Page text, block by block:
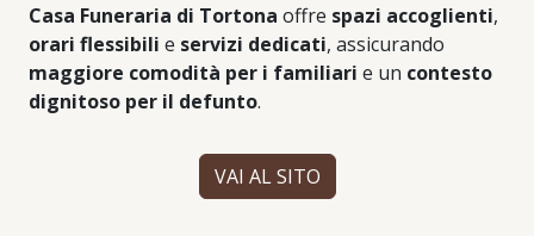
Casa Funeraria di Tortona offre spazi accoglienti,
orari flessibili e servizi dedicati, assicurando
maggiore comodità per i familiari e un contesto
dignitoso per il defunto.
VAI AL SITO